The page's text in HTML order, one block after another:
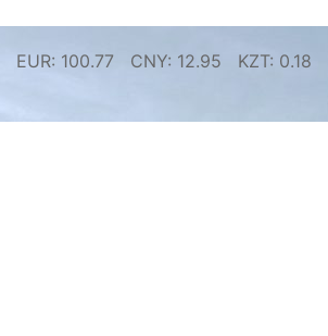
EUR: 100.77 CNY: 12.95 KZT: 0.18